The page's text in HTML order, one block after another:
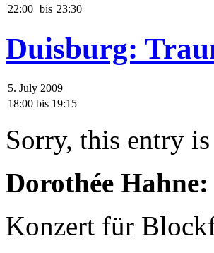
22:00 bis 23:30
Duisburg:
5. July 2009
18:00 bis 19:15
Sorry, this entry
Dorothée
Konzert für